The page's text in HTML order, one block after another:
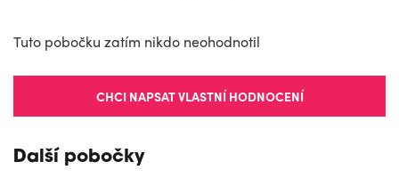
Tuto pobočku zatím nikdo neohodnotil
CHCI NAPSAT VLASTNÍ HODNOCENÍ
Další pobočky